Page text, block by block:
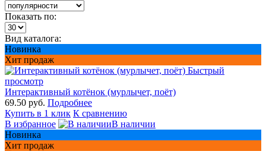
Показать по:
Вид каталога:
Новинка
Хит продаж
Быстрый
просмотр
Интерактивный котёнок (мурлычет, поёт)
69.50 руб. Подробнее
Купить в 1 клик К сравнению
В избранное
В наличии
Новинка
Хит продаж